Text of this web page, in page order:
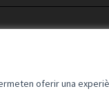
oferir una